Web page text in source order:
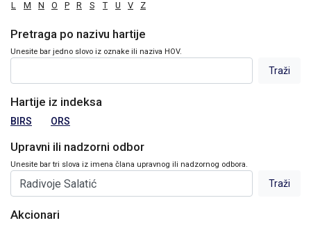
L M N O P R S T U V Z
Pretraga po nazivu hartije
Unesite bar jedno slovo iz oznake ili naziva HOV.
Hartije iz indeksa
BIRS ORS
Upravni ili nadzorni odbor
Unesite bar tri slova iz imena člana upravnog ili nadzornog odbora.
Akcionari